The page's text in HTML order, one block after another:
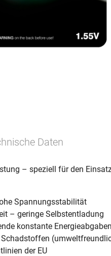
Daten
– speziell für den
Spannungsstabilität
– geringe Selbstentladung
konstante
der EU